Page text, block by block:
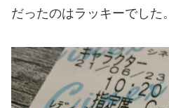
だったのはラッキーでした。